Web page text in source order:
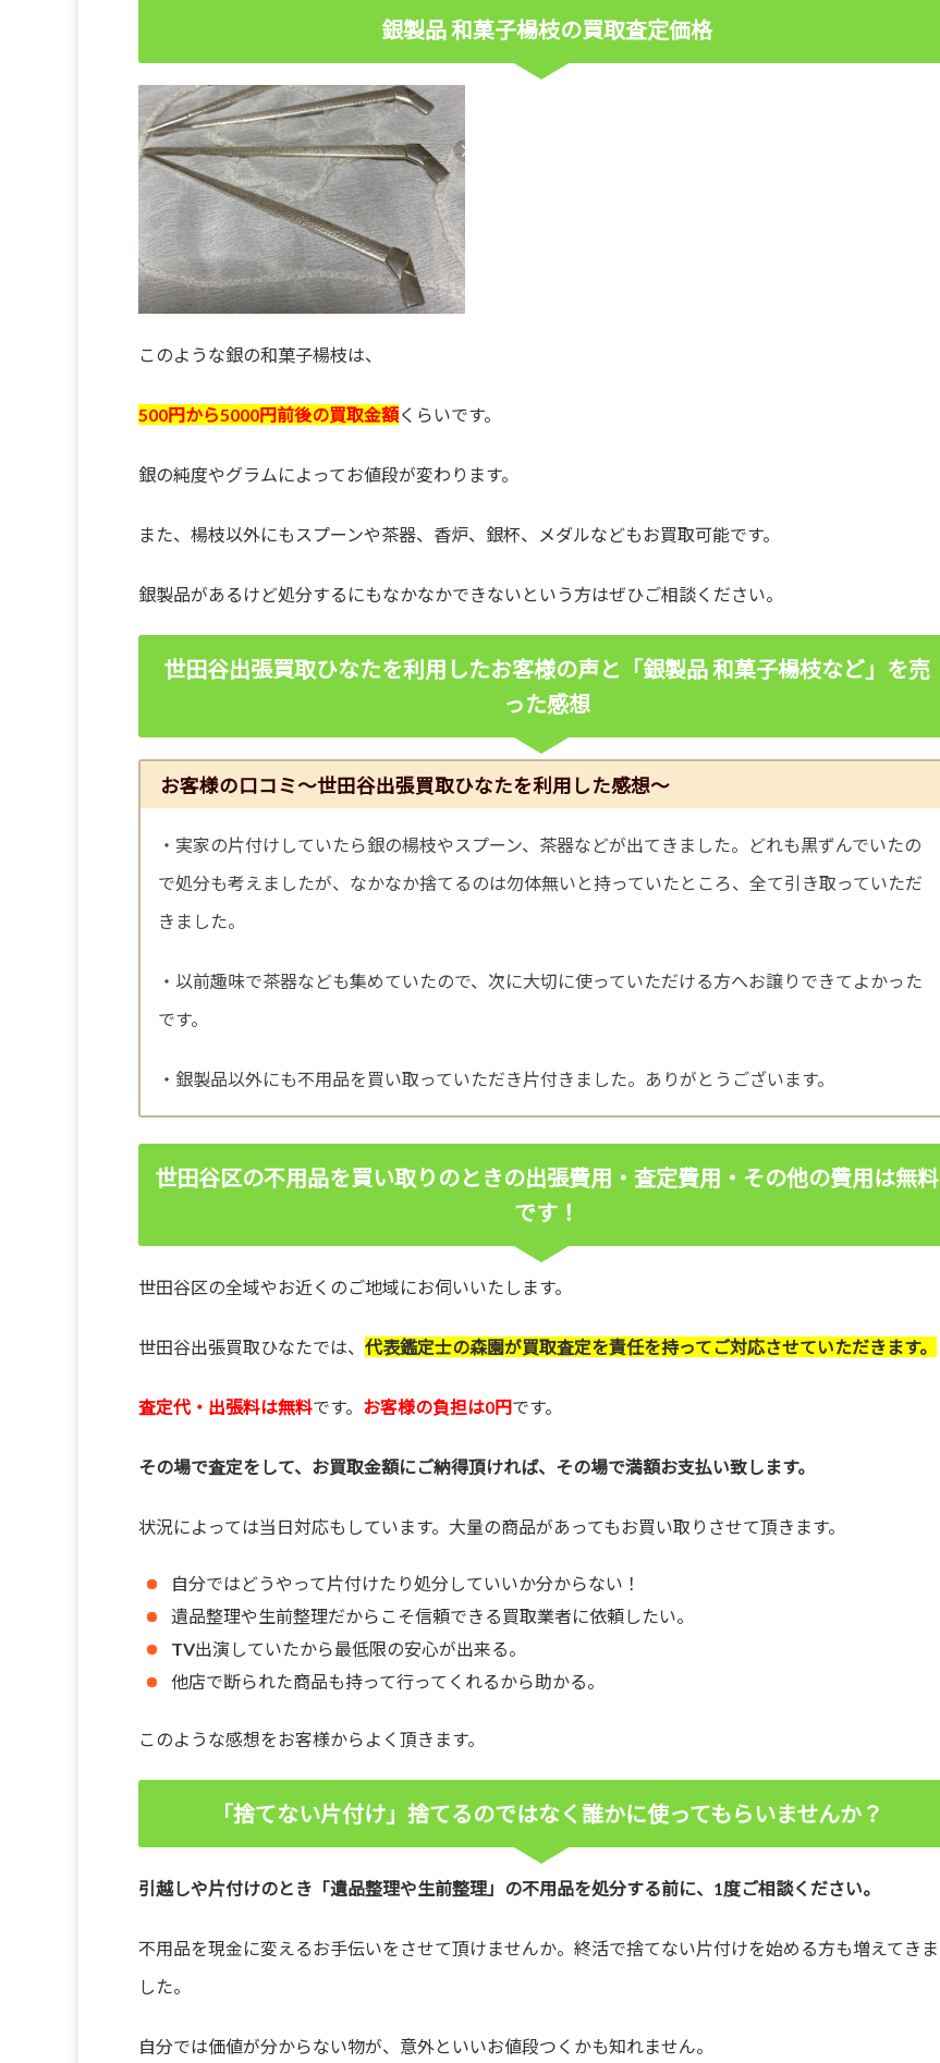
銀製品 和菓子楊枝の買取査定価格
このような銀の和菓子楊枝は、
500円から5000円前後の買取金額くらいです。
銀の純度やグラムによってお値段が変わります。
また、楊枝以外にもスプーンや茶器、香炉、銀杯、メダルなどもお買取可能です。
銀製品があるけど処分するにもなかなかできないという方はぜひご相談ください。
世田谷出張買取ひなたを利用したお客様の声と「銀製品 和菓子楊枝など 」を売
った感想
お客様の口コミ～世田谷出張買取ひなたを利用した感想～
・実家の片付けしていたら銀の楊枝やスプーン、茶器などが出てきました。どれも黒ずんでいたの
で処分も考えましたが、なかなか捨てるのは勿体無いと持っていたところ、全て引き取っていただ
きました。
・以前趣味で茶器なども集めていたので、次に大切に使っていただける方へお譲りできてよかった
です。
・銀製品以外にも不用品を買い取っていただき片付きました。ありがとうございます。
世田谷区の不用品を買い取りのときの出張費用・査定費用・その他の費用は無料
です！
世田谷区の全域やお近くのご地域にお伺いいたします。
世田谷出張買取ひなたでは、 代表鑑定士の森園が買取査定を責任を持ってご対応させていただきます。
査定代・出張料は無料です。 お客様の負担は0円です。
その場で査定をして、お買取金額にご納得頂ければ、その場で満額お支払い致します。
状況によっては当日対応もしています。大量の商品があってもお買い取りさせて頂きます。
自分ではどうやって片付けたり処分していいか分からない！
遺品整理や生前整理だからこそ信頼できる買取業者に依頼したい。
TV出演していたから最低限の安心が出来る。
他店で断られた商品も持って行ってくれるから助かる。
このような感想をお客様からよく頂きます。
「捨てない片付け」捨てるのではなく誰かに使ってもらいませんか？
引越しや片付けのとき「遺品整理や生前整理」の不用品を処分する前に、1度ご相談ください。
不用品を現金に変えるお手伝いをさせて頂けませんか。終活で捨てない片付けを始める方も増えてきま
した。
自分では価値が分からない物が、意外といいお値段つくかも知れません。